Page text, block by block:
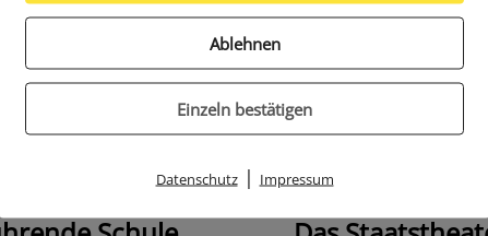
Ablehnen
Einzeln bestätigen
Datenschutz| Impressum